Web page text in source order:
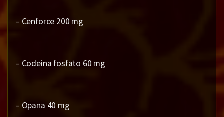
– Cenforce 200 mg
– Codeina fosfato 60 mg
– Opana 40 mg